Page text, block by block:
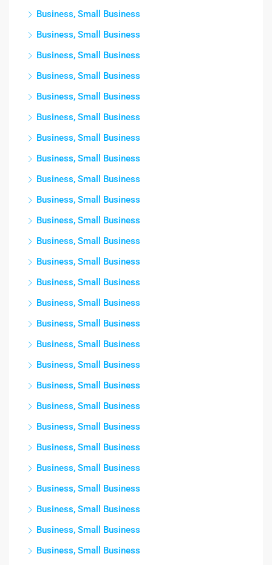
Business, Small Business
Business, Small Business
Business, Small Business
Business, Small Business
Business, Small Business
Business, Small Business
Business, Small Business
Business, Small Business
Business, Small Business
Business, Small Business
Business, Small Business
Business, Small Business
Business, Small Business
Business, Small Business
Business, Small Business
Business, Small Business
Business, Small Business
Business, Small Business
Business, Small Business
Business, Small Business
Business, Small Business
Business, Small Business
Business, Small Business
Business, Small Business
Business, Small Business
Business, Small Business
Business, Small Business